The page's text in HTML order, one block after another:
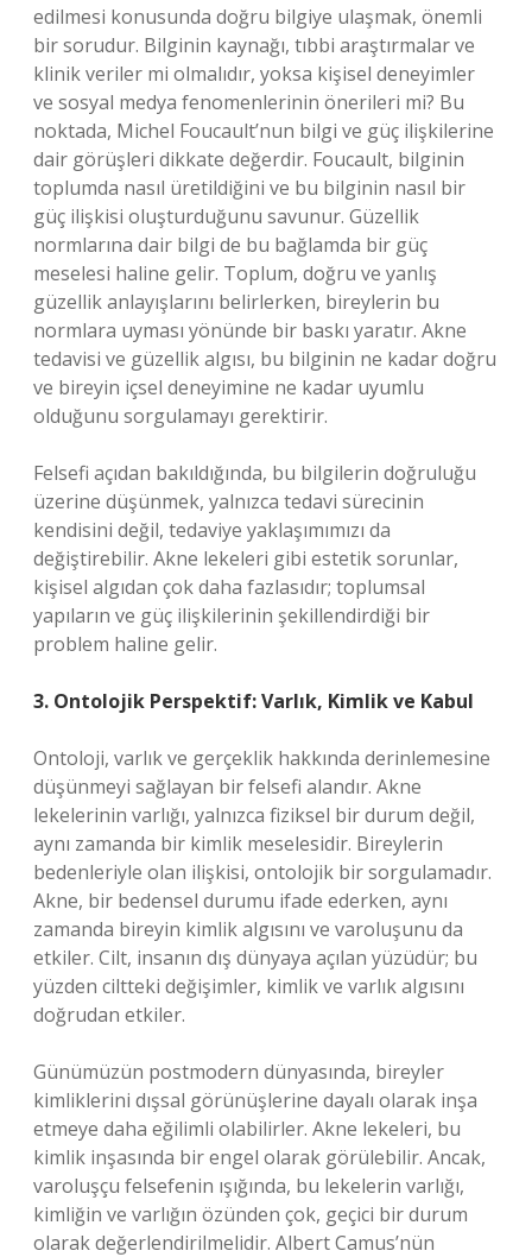
edilmesi konusunda doğru bilgiye ulaşmak, önemli
bir sorudur. Bilginin kaynağı, tıbbi araştırmalar ve
klinik veriler mi olmalıdır, yoksa kişisel deneyimler
ve sosyal medya fenomenlerinin önerileri mi? Bu
noktada, Michel Foucault’nun bilgi ve güç ilişkilerine
dair görüşleri dikkate değerdir. Foucault, bilginin
toplumda nasıl üretildiğini ve bu bilginin nasıl bir
güç ilişkisi oluşturduğunu savunur. Güzellik
normlarına dair bilgi de bu bağlamda bir güç
meselesi haline gelir. Toplum, doğru ve yanlış
güzellik anlayışlarını belirlerken, bireylerin bu
normlara uyması yönünde bir baskı yaratır. Akne
tedavisi ve güzellik algısı, bu bilginin ne kadar doğru
ve bireyin içsel deneyimine ne kadar uyumlu
olduğunu sorgulamayı gerektirir.
Felsefi açıdan bakıldığında, bu bilgilerin doğruluğu
üzerine düşünmek, yalnızca tedavi sürecinin
kendisini değil, tedaviye yaklaşımımızı da
değiştirebilir. Akne lekeleri gibi estetik sorunlar,
kişisel algıdan çok daha fazlasıdır; toplumsal
yapıların ve güç ilişkilerinin şekillendirdiği bir
problem haline gelir.
3. Ontolojik Perspektif: Varlık, Kimlik ve Kabul
Ontoloji, varlık ve gerçeklik hakkında derinlemesine
düşünmeyi sağlayan bir felsefi alandır. Akne
lekelerinin varlığı, yalnızca fiziksel bir durum değil,
aynı zamanda bir kimlik meselesidir. Bireylerin
bedenleriyle olan ilişkisi, ontolojik bir sorgulamadır.
Akne, bir bedensel durumu ifade ederken, aynı
zamanda bireyin kimlik algısını ve varoluşunu da
etkiler. Cilt, insanın dış dünyaya açılan yüzüdür; bu
yüzden ciltteki değişimler, kimlik ve varlık algısını
doğrudan etkiler.
Günümüzün postmodern dünyasında, bireyler
kimliklerini dışsal görünüşlerine dayalı olarak inşa
etmeye daha eğilimli olabilirler. Akne lekeleri, bu
kimlik inşasında bir engel olarak görülebilir. Ancak,
varoluşçu felsefenin ışığında, bu lekelerin varlığı,
kimliğin ve varlığın özünden çok, geçici bir durum
olarak değerlendirilmelidir. Albert Camus’nün